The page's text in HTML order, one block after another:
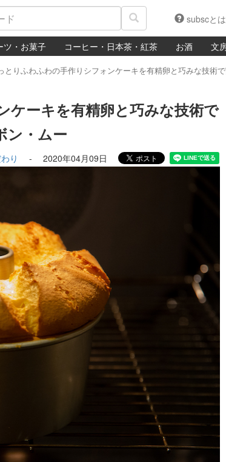
subscとは
ツ・お菓子 コーヒー・日本茶・紅茶 お酒 文
とりふわふわの手作りシフォンケーキを有精卵と巧みな技術
ケーキを有精卵と巧みな技術で
ン・ムー
り -2020年04月09日